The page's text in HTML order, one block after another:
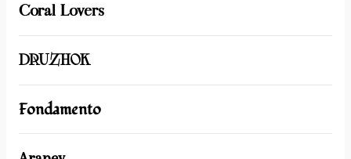
Coral Lovers
DRUZHOK
Fondamento